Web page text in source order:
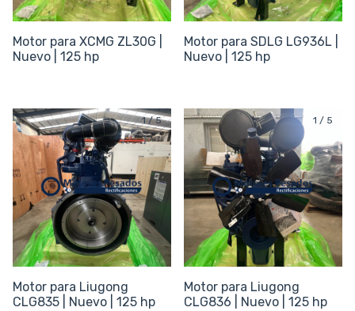
Motor para XCMG ZL30G |
Nuevo | 125 hp
Motor para SDLG LG936L |
Nuevo | 125 hp
1/5
Motor para Liugong
CLG835 | Nuevo | 125 hp
1 / 5
Motor para Liugong
CLG836 | Nuevo | 125 hp